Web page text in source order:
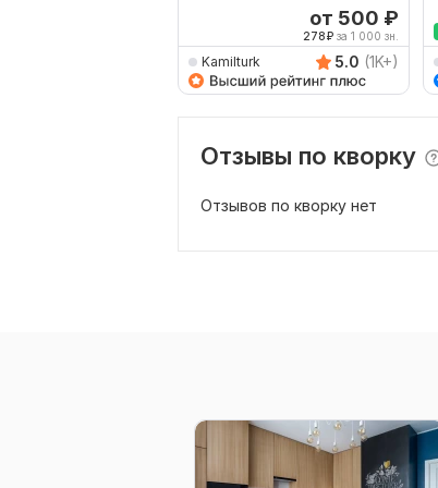
от 500 ₽
278₽за 1 000 зн.
Kamilturk 5.0 (1K+)
Отзывы по кворку
Отзывов по кворку нет